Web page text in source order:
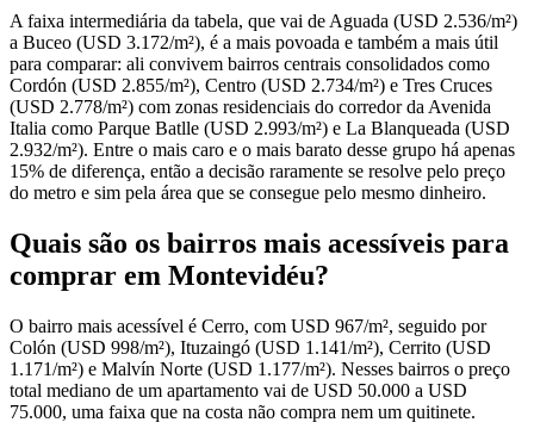
A faixa intermediária da tabela, que vai de Aguada (USD 2.536/m²)
a Buceo (USD 3.172/m²), é a mais povoada e também a mais útil
para comparar: ali convivem bairros centrais consolidados como
Cordón (USD 2.855/m²), Centro (USD 2.734/m²) e Tres Cruces
(USD 2.778/m²) com zonas residenciais do corredor da Avenida
Italia como Parque Batlle (USD 2.993/m²) e La Blanqueada (USD
2.932/m²). Entre o mais caro e o mais barato desse grupo há apenas
15% de diferença, então a decisão raramente se resolve pelo preço
do metro e sim pela área que se consegue pelo mesmo dinheiro.
Quais são os bairros mais acessíveis para
comprar em Montevidéu?
O bairro mais acessível é Cerro, com USD 967/m², seguido por
Colón (USD 998/m²), Ituzaingó (USD 1.141/m²), Cerrito (USD
1.171/m²) e Malvín Norte (USD 1.177/m²). Nesses bairros o preço
total mediano de um apartamento vai de USD 50.000 a USD
75.000, uma faixa que na costa não compra nem um quitinete.